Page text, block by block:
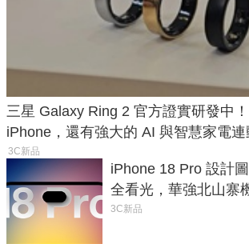
三星 Galaxy Ring 2 官方證實研發中
iPhone，還有強大的 AI 與智慧家電
3C新品
iPhone 18 Pro 設計
全看光，華強北山寨
家曝山寨機無法復刻
3C新品